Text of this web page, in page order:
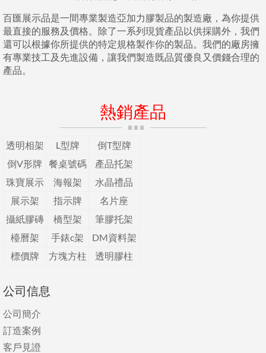
百匯展示品是一間專業製造亞加力膠製品的製造廠，為你提供
最直接的服務及價格。除了一系列現貨產品以供採購外，我們
還可以根據你所提供的特定規格製作你的製品。我們的廠房擁
有專業技工及先進設備，讓我們製造既品質優良又價錢合理的
產品。
熱銷產品
透明相架 L型牌
倒T型牌
倒V形牌
餐桌號碼
產品托架
珠寶展示
海報架
水晶禮品
展示架
指示牌
名片座
攝紙膠磚
橋型架
筆膠托架
檯曆架
手錶c架
DM資料架
標價牌
方塊方柱 透明膠柱
公司信息
公司簡介
訂造案例
客戶見證